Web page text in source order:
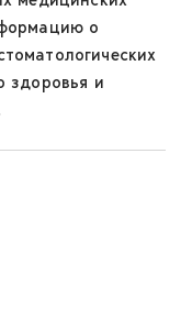
о
здоровья и